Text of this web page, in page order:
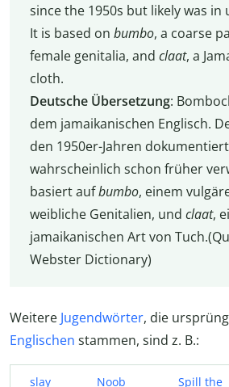
since the 1950s but likely was in
It is based on bumbo, a coarse
female genitalia, and claat, a
cloth.
Deutsche Übersetzung:
dem jamaikanischen Englisch.
den 1950er-Jahren
wahrscheinlich schon früher
basiert aufbumbo, einem
weibliche Genitalien, und claat,
jamaikanischen Art von
Webster Dictionary)
Weitere Jugendwörter, die
Englischen stammen, sind z. B.:
slay Noob
Spill the